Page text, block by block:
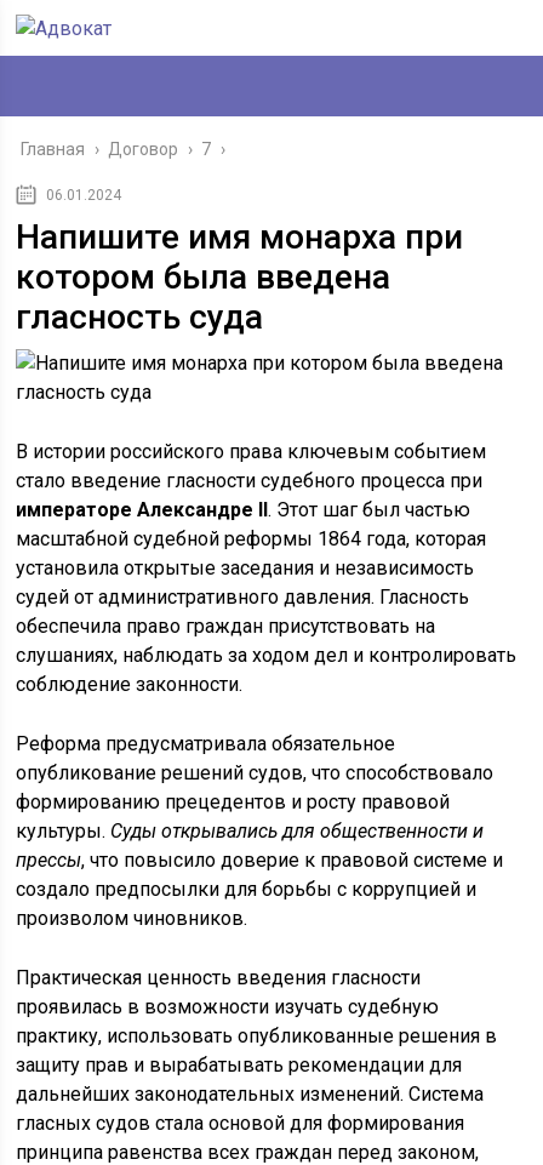
Главная › Договор › 7 ›
06.01.2024
Напишите имя монарха при
котором была введена
гласность суда
В истории российского права ключевым событием
стало введение гласности судебного процесса при
императоре Александре II. Этот шаг был частью
масштабной судебной реформы 1864 года, которая
установила открытые заседания и независимость
судей от административного давления. Гласность
обеспечила право граждан присутствовать на
слушаниях, наблюдать за ходом дел и контролировать
соблюдение законности.
Реформа предусматривала обязательное
опубликование решений судов, что способствовало
формированию прецедентов и росту правовой
культуры. Суды открывались для общественности и
прессы, что повысило доверие к правовой системе и
создало предпосылки для борьбы с коррупцией и
произволом чиновников.
Практическая ценность введения гласности
проявилась в возможности изучать судебную
практику, использовать опубликованные решения в
защиту прав и вырабатывать рекомендации для
дальнейших законодательных изменений. Система
гласных судов стала основой для формирования
принципа равенства всех граждан перед законом,